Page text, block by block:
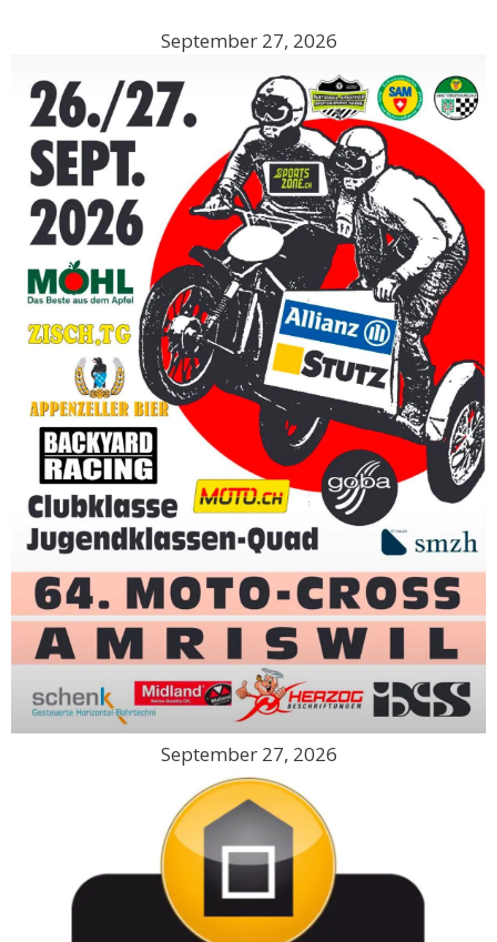
September 27, 2026
September 27, 2026